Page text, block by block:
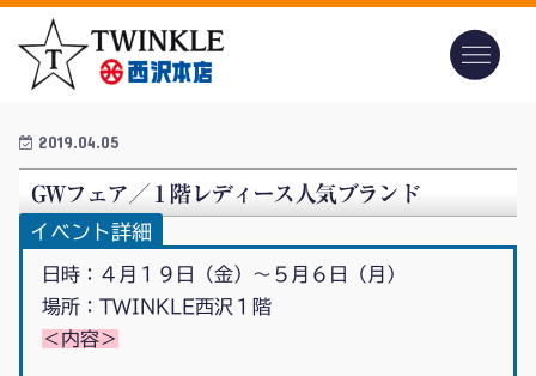
2019.04.05
GWフェア／１階レディース人気ブランド
イベント詳細
日時：４月１９日（金）～５月６日（月）
場所：TWINKLE西沢１階
＜内容＞